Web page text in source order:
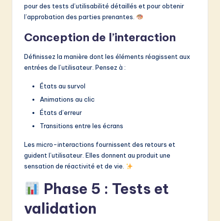
pour des tests d’utilisabilité détaillés et pour obtenir
l’approbation des parties prenantes.
Conception de l’interaction
Définissez la manière dont les éléments réagissent aux
entrées de l’utilisateur. Pensez à :
États au survol
Animations au clic
États d’erreur
Transitions entre les écrans
Les micro-interactions fournissent des retours et
guident l’utilisateur. Elles donnent au produit une
sensation de réactivité et de vie.
Phase 5 : Tests et
validation